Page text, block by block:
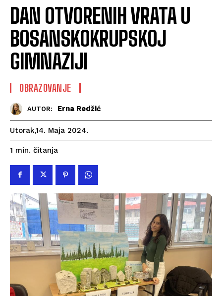
DAN OTVORENIH VRATA U
BOSANSKOKRUPSKOJ
GIMNAZIJI
OBRAZOVANJE
AUTOR: Erna Redžić
Utorak,14. Maja 2024.
1 min. čitanja